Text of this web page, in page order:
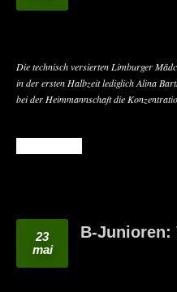
Die technisch versierten Limburger
in der ersten Halbzeit lediglich Alina
bei der Heimmannschaft die
23
mai
B-Junioren: